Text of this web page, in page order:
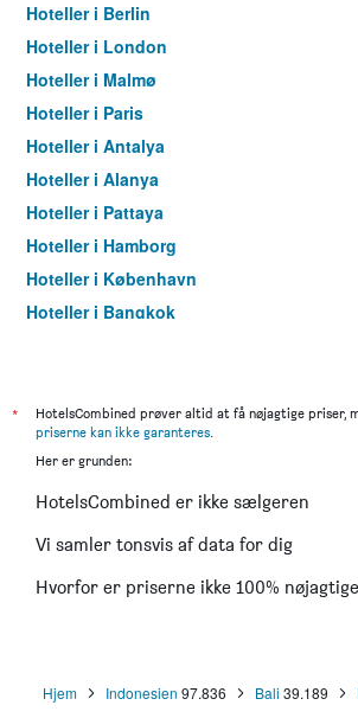
Hoteller i Berlin
Hoteller i London
Hoteller i Malmø
Hoteller i Paris
Hoteller i Antalya
Hoteller i Alanya
Hoteller i Pattaya
Hoteller i Hamborg
Hoteller i København
Hoteller i Bangkok
*
HotelsCombined prøver altid at få nøjagtige priser,
priserne kan ikke garanteres.
Her er grunden:
HotelsCombined er ikke sælgeren
Vi samler tonsvis af data for dig
Hvorfor er priserne ikke 100%
Hjem Indonesien 97.836 Bali 39.189